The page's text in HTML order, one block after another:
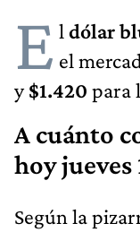
E l dólar
el
y$1.420 para
A cuánto
hoy jueves
Según la